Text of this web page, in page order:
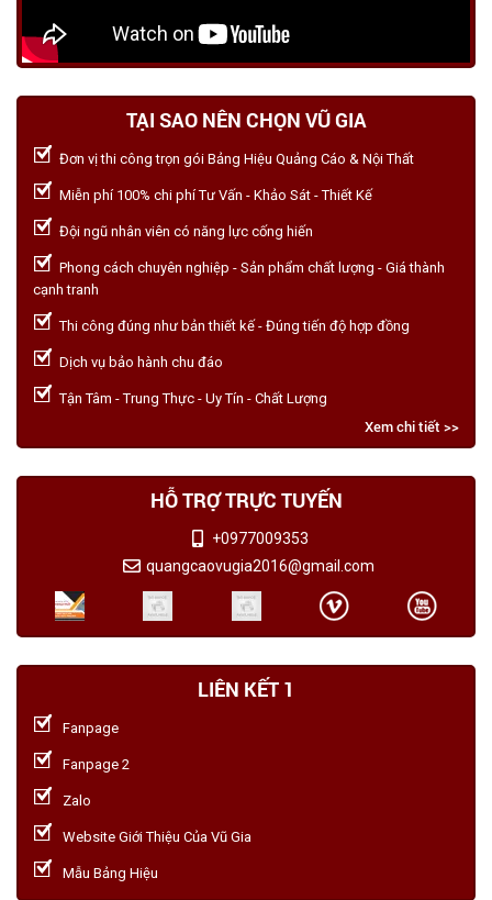
TẠI SAO NÊN CHỌN VŨ GIA
Đơn vị thi công trọn gói Bảng Hiệu Quảng Cáo & Nội Thất
Miễn phí 100% chi phí Tư Vấn - Khảo Sát - Thiết Kế
Đội ngũ nhân viên có năng lực cống hiến
Phong cách chuyên nghiệp - Sản phẩm chất lượng - Giá thành
cạnh tranh
Thi công đúng như bản thiết kế - Đúng tiến độ hợp đồng
Dịch vụ bảo hành chu đáo
Tận Tâm - Trung Thực - Uy Tín - Chất Lượng
Xem chi tiết >>
HỖ TRỢ TRỰC TUYẾN
+0977009353
quangcaovugia2016@gmail.com
LIÊN KẾT 1
Fanpage
Fanpage 2
Zalo
Website Giới Thiệu Của Vũ Gia
Mẫu Bảng Hiệu